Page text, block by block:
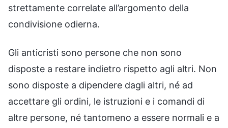
strettamente correlate all’argomento della
condivisione odierna.
Gli anticristi sono persone che non sono
disposte a restare indietro rispetto agli altri. Non
sono disposte a dipendere dagli altri, né ad
accettare gli ordini, le istruzioni e i comandi di
altre persone, né tantomeno a essere normali e a